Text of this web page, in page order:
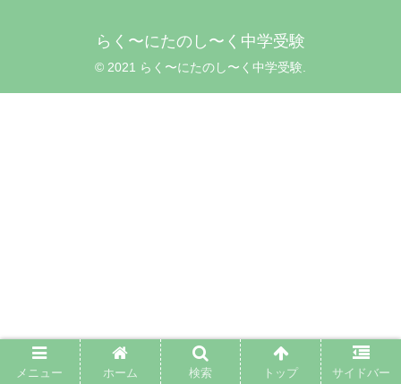
らく〜にたのし〜く中学受験
© 2021 らく〜にたのし〜く中学受験.
メニュー ホーム 検索 トップ サイドバー